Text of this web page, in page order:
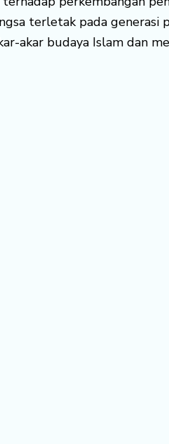
terletak pada generasi
akar budaya Islam dan